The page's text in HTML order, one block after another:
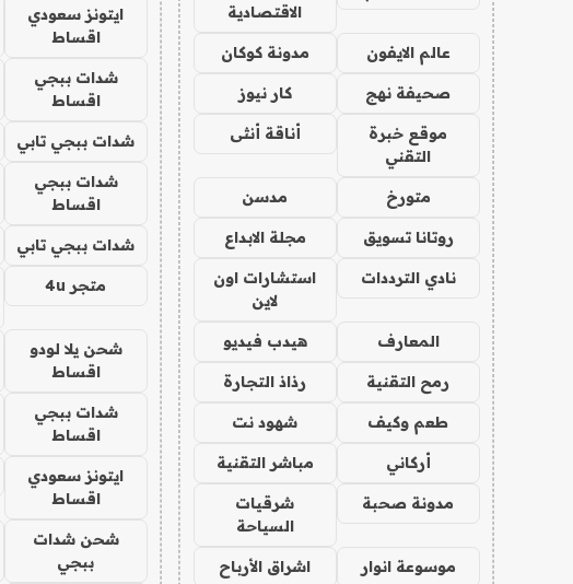
الاقتصادية
عالم الايفون مدونة كوكان
صحيفة نهج كار نيوز
موقع خبرة
التقني
أناقة أنثى
متورخ مدسن
روتانا تسويق مجلة الابداع
نادي الترددات
استشارات اون
لاين
المعارف هيدب فيديو
رمح التقنية رذاذ التجارة
طعم وكيف شهود نت
أركاني مباشر التقنية
مدونة صحبة
شرقيات
السياحة
موسوعة انوار اشراق الأرباح
ايتونز سعودي
اقساط
شدات ببجي
اقساط
شدات ببجي تابي
شدات ببجي
اقساط
شدات ببجي تابي
متجر 4u
شحن يلا لودو
اقساط
شدات ببجي
اقساط
ايتونز سعودي
اقساط
شحن شدات
ببجي